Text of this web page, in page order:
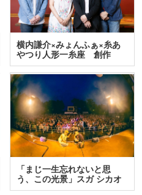
横内謙介×みょんふぁ×糸あ
やつり人形一糸座 創作
人…
「まじ一生忘れないと思
う、この光景」スガ シカオ
と…